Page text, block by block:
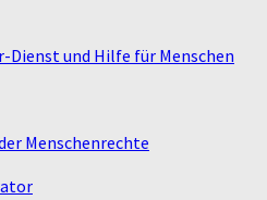
Dienst und Hilfe für Menschen
Menschenrechte